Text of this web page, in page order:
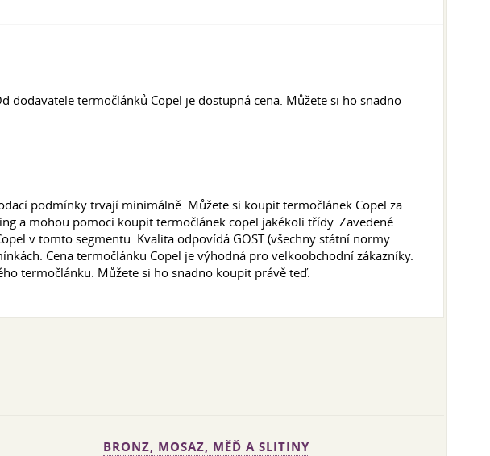
termočlánků Copel je dostupná cena. Můžete si ho snadno
podmínky trvají minimálně. Můžete si koupit termočlánek Copel za
a mohou pomoci koupit termočlánek copel jakékoli třídy. Zavedené
v tomto segmentu. Kvalita odpovídá GOST (všechny státní normy
Cena termočlánku Copel je výhodná pro velkoobchodní zákazníky.
termočlánku. Můžete si ho snadno koupit právě teď.
BRONZ, MOSAZ, MĚĎ A SLITINY